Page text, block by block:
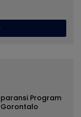
Program
Gorontalo